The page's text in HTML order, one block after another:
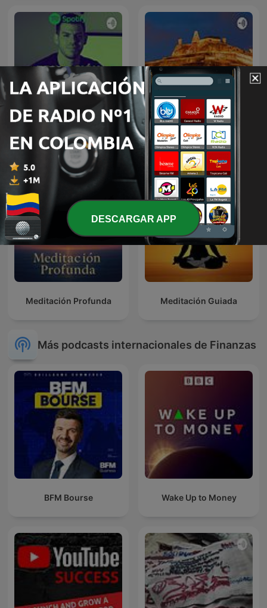
Educación Financiera Cartagena
Meditación Profunda Meditación Guiada
Más podcasts internacionales de Finanzas
BFM Bourse Wake Up to Money
DESCARGAR APP